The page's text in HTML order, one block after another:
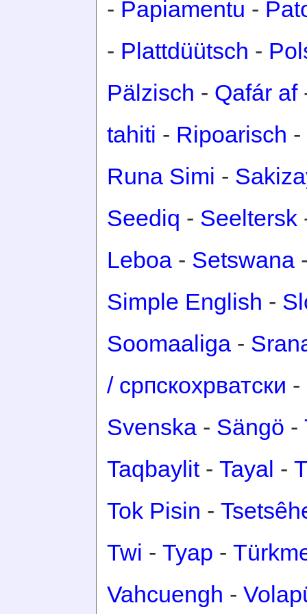
- Papiamentu -
- Plattdüütsch -
Pälzisch - Qafár af
tahiti - Ripoarisch -
Runa Simi -
Seediq - Seeltersk
Leboa - Setswana
Simple English -
Soomaaliga -
/ српскохрватски -
Svenska - Sängö -
Taqbaylit- Tayal -
Tok Pisin -
Twi - Tyap -
Vahcuengh -